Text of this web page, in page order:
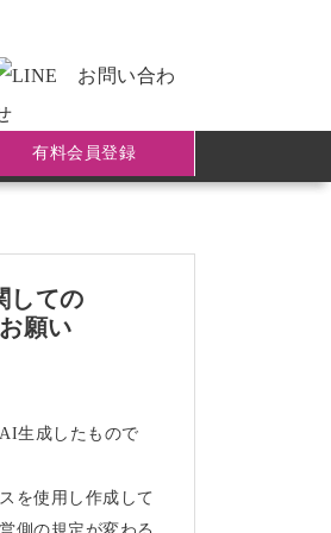
有料会員登録
しての
願い
生成したもので
を使用し作成して